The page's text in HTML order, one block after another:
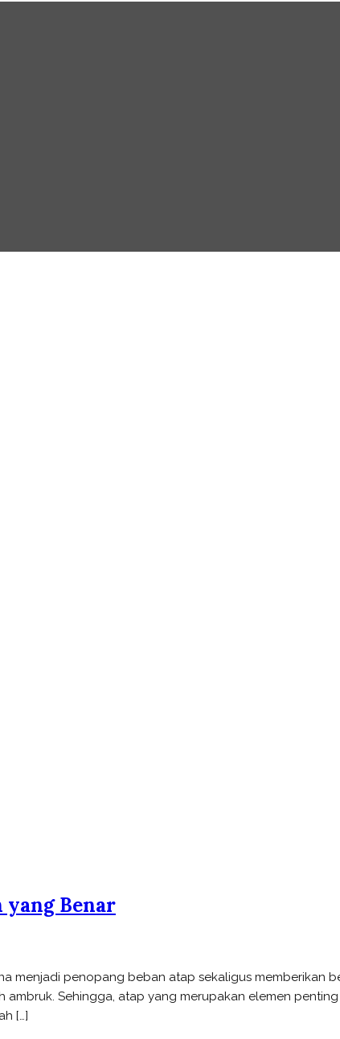
yang Benar
menjadi penopang beban atap sekaligus memberikan
ambruk. Sehingga, atap yang merupakan elemen
[…]